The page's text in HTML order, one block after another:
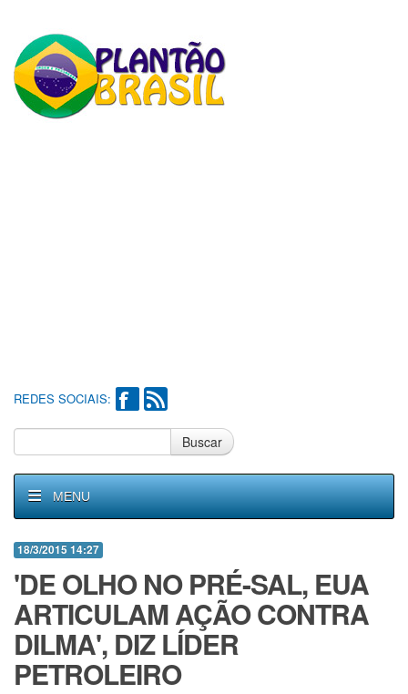
REDES SOCIAIS:
Buscar
MENU
18/3/2015 14:27
'DE OLHO NO PRÉ-SAL, EUA
ARTICULAM AÇÃO CONTRA
DILMA', DIZ LÍDER
PETROLEIRO